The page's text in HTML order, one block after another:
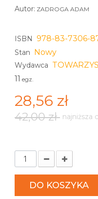
Autor: ZADROGA ADAM
ISBN 978-83-7306-
Stan Nowy
Wydawca
11 egz.
28,56 zł
42,00 zł najniższa
DO KOSZYKA